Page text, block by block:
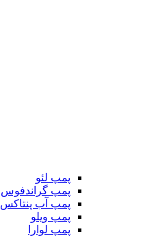
پمپ لئو
پمپ گراندفوس
پمپ آب پنتاکس
پمپ ویلو
پمپ لوارا